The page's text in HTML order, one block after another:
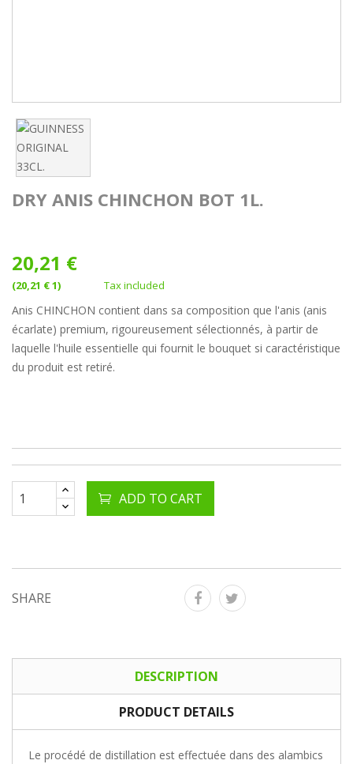
DRY ANIS CHINCHON BOT 1L.
20,21 €
(20,21 € 1) Tax included
Anis CHINCHON contient dans sa composition que l'anis (anis
écarlate) premium, rigoureusement sélectionnés, à partir de
laquelle l'huile essentielle qui fournit le bouquet si caractéristique
du produit est retiré.
ADD TO CART
SHARE
DESCRIPTION
PRODUCT DETAILS
Le procédé de distillation est effectuée dans des alambics